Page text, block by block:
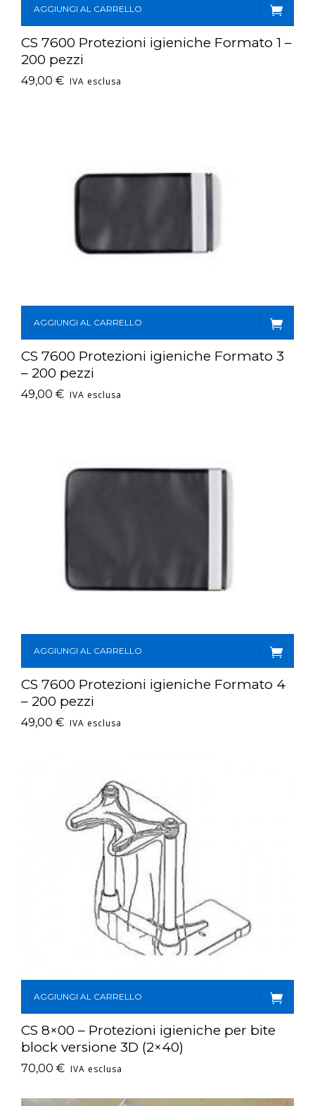
AGGIUNGI AL CARRELLO
CS 7600 Protezioni igieniche Formato 1 –
200 pezzi
49,00 € IVA esclusa
AGGIUNGI AL CARRELLO
CS 7600 Protezioni igieniche Formato 3
– 200 pezzi
49,00 € IVA esclusa
AGGIUNGI AL CARRELLO
CS 7600 Protezioni igieniche Formato 4
– 200 pezzi
49,00 € IVA esclusa
AGGIUNGI AL CARRELLO
CS 8×00 – Protezioni igieniche per bite
block versione 3D (2×40)
70,00 € IVA esclusa